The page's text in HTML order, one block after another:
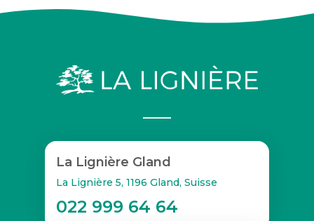
La Lignière Gland
La Lignière 5, 1196 Gland, Suisse
022 999 64 64